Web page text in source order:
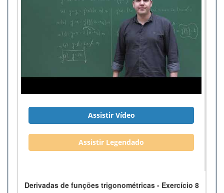
Assistir Vídeo
Assistir Legendado
Derivadas de funções trigonométricas - Exercício 8